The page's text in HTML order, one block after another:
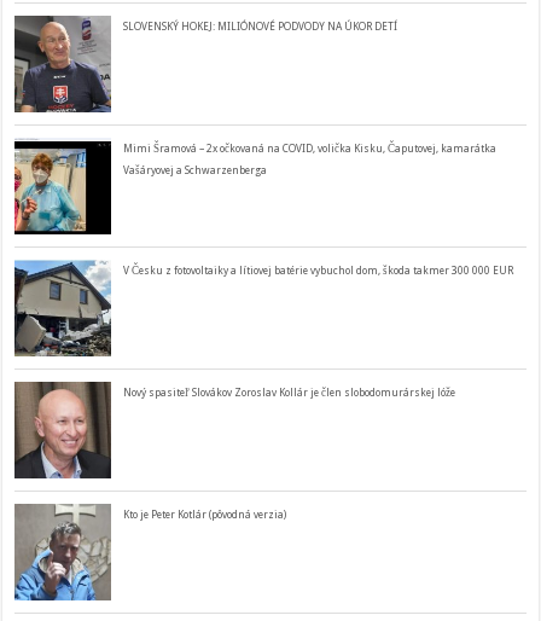
SLOVENSKÝ HOKEJ: MILIÓNOVÉ PODVODY NA ÚKOR DETÍ
Mimi Šramová – 2x očkovaná na COVID, volička Kisku, Čaputovej, kamarátka
Vašáryovej a Schwarzenberga
V Česku z fotovoltaiky a lítiovej batérie vybuchol dom, škoda takmer 300 000 EUR
Nový spasiteľ Slovákov Zoroslav Kollár je člen slobodomurárskej lóže
Kto je Peter Kotlár (pôvodná verzia)